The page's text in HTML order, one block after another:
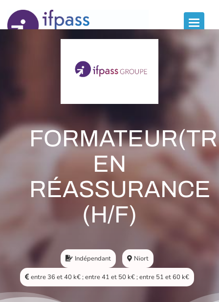
Toggle
EN
RÉASSURANCE
(H/F)
Indépendant Niort
entre 36 et 40 k€ ; entre 41 et 50 k€ ; entre 51 et 60 k€